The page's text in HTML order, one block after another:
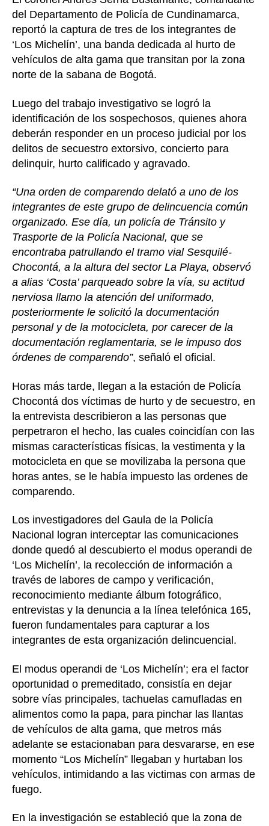
norte
del Departamento de Policía de Cundinamarca,
reportó la captura de tres de los integrantes de
‘Los Michelín’, una banda dedicada al hurto de
vehículos de alta gama que transitan por la zona
norte de la sabana de Bogotá.
Luego del trabajo investigativo se logró la
identificación de los sospechosos, quienes ahora
deberán responder en un proceso judicial por los
delitos de secuestro extorsivo, concierto para
delinquir, hurto calificado y agravado.
“Una orden de comparendo delató a uno de los
integrantes de este grupo de delincuencia común
organizado. Ese día, un policía de Tránsito y
Trasporte de la Policía Nacional, que se
encontraba patrullando el tramo vial Sesquilé-
Chocontá, a la altura del sector La Playa, observó
a alias ‘Costa’ parqueado sobre la vía, su actitud
nerviosa llamo la atención del uniformado,
posteriormente le solicitó la documentación
personal y de la motocicleta, por carecer de la
documentación reglamentaria, se le impuso dos
órdenes de comparendo”, señaló el oficial.
Horas más tarde, llegan a la estación de Policía
Chocontá dos víctimas de hurto y de secuestro, en
la entrevista describieron a las personas que
perpetraron el hecho, las cuales coincidían con las
mismas características físicas, la vestimenta y la
motocicleta en que se movilizaba la persona que
horas antes, se le había impuesto las ordenes de
comparendo.
Los investigadores del Gaula de la Policía
Nacional logran interceptar las comunicaciones
donde quedó al descubierto el modus operandi de
‘Los Michelín’, la recolección de información a
través de labores de campo y verificación,
reconocimiento mediante álbum fotográfico,
entrevistas y la denuncia a la línea telefónica 165,
fueron fundamentales para capturar a los
integrantes de esta organización delincuencial.
El modus operandi de ‘Los Michelín’; era el factor
oportunidad o premeditado, consistía en dejar
sobre vías principales, tachuelas camufladas en
alimentos como la papa, para pinchar las llantas
de vehículos de alta gama, que metros más
adelante se estacionaban para desvararse, en ese
momento “Los Michelín” llegaban y hurtaban los
vehículos, intimidando a las victimas con armas de
fuego.
En la investigación se estableció que la zona de